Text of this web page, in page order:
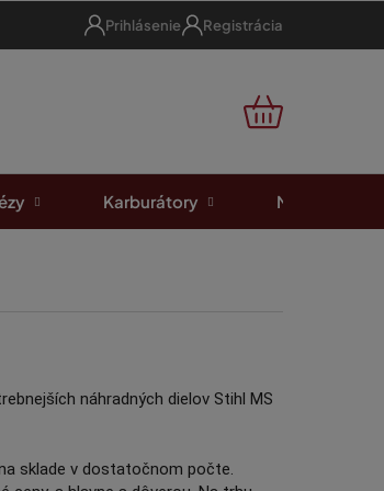
Prihlásenie Registrácia
NÁKUPNÝ
Karburátory Motorové
náhradných dielov Stihl MS
sklade v dostatočnom počte.